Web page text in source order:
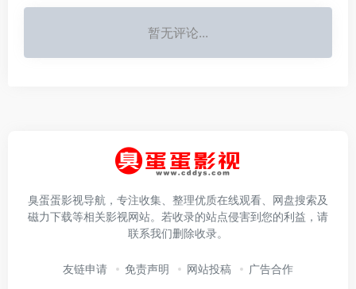
暂无评论...
臭蛋蛋影视导航，专注收集、整理优质在线观看、网盘搜索及
磁力下载等相关影视网站。若收录的站点侵害到您的利益，请
联系我们删除收录。
友链申请 免责声明 网站投稿 广告合作